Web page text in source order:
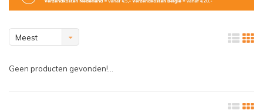
Meest
Geen producten gevonden!...